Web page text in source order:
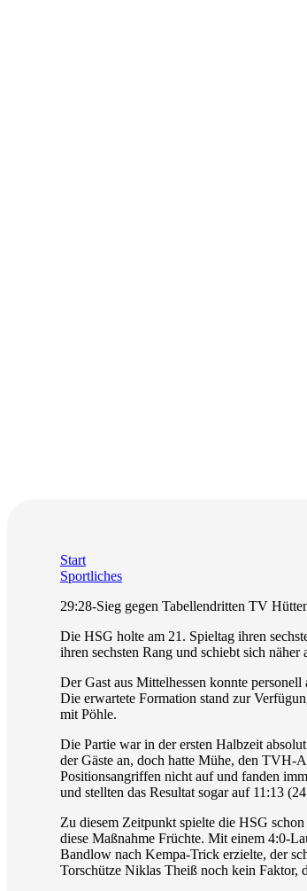
Start
Sportliches
29:28-Sieg gegen Tabellendritten TV
Die HSG holte am 21. Spieltag ihren
ihren sechsten Rang und schiebt sich näher
Der Gast aus Mittelhessen konnte
Die erwartete Formation stand zur
mit Pöhle.
Die Partie war in der ersten Halbzeit
der Gäste an, doch hatte Mühe, den TVH-
Positionsangriffen nicht auf und fanden
und stellten das Resultat sogar auf 11:13
Zu diesem Zeitpunkt spielte die HSG
diese Maßnahme Früchte. Mit einem 4:0-
Bandlow nach Kempa-Trick erzielte, der
Torschütze Niklas Theiß noch kein